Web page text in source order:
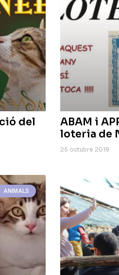
del
ABAM i
loteria de
25 octubre 2019
ANIMALS